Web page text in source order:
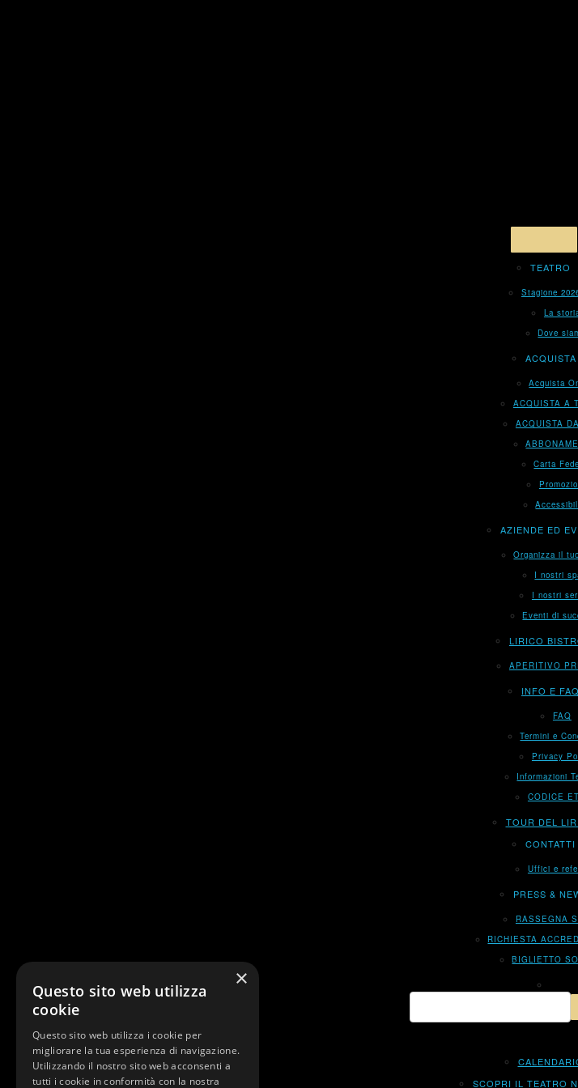
TEATRO
Stagione
La
Dove
ACQUISTA
Acquista
ACQUISTA A
ACQUISTA
Carta
AZIENDE ED
Organizza il
I nostri
I nostri
Eventi di
LIRICO
APERITIVO
INFO E FAQ
FAQ
Termini e
Privacy
Informazioni
CODICE
TOUR DEL
CONTATTI
Uffici e
PRESS &
RASSEGNA
RICHIESTA
BIGLIETTO
SCOPRI IL TEATRO
×
Questo sito web utilizza
cookie
Questo sito web utilizza i cookie per
migliorare la tua esperienza di navigazione.
Utilizzando il nostro sito web acconsenti a
tutti i cookie in conformità con la nostra